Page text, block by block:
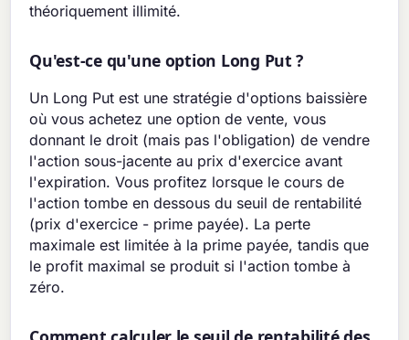
théoriquement illimité.
Qu'est-ce qu'une option Long Put ?
Un Long Put est une stratégie d'options baissière
où vous achetez une option de vente, vous
donnant le droit (mais pas l'obligation) de vendre
l'action sous-jacente au prix d'exercice avant
l'expiration. Vous profitez lorsque le cours de
l'action tombe en dessous du seuil de rentabilité
(prix d'exercice - prime payée). La perte
maximale est limitée à la prime payée, tandis que
le profit maximal se produit si l'action tombe à
zéro.